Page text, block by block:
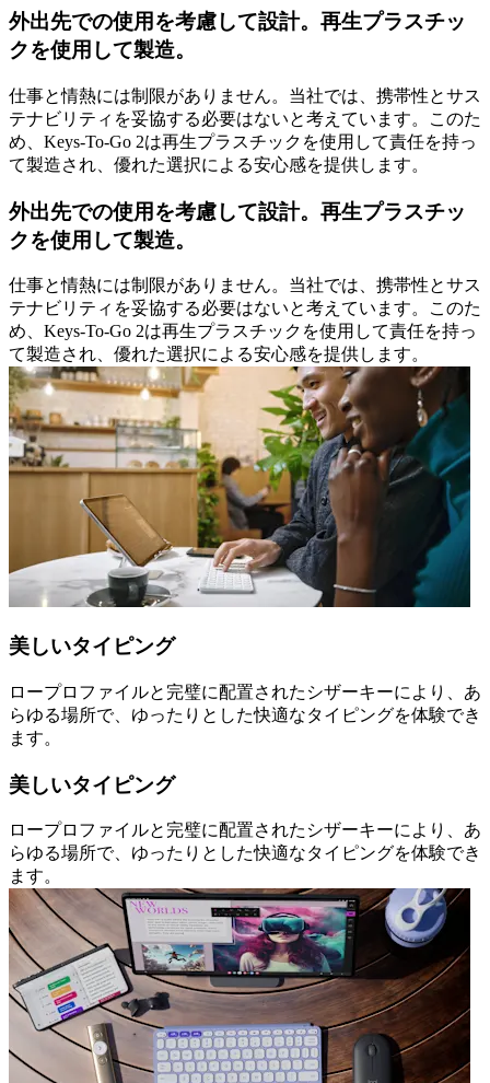
外出先での使用を考慮して設計。再生プラスチッ
クを使用して製造。
仕事と情熱には制限がありません。当社では、携帯性とサス
テナビリティを妥協する必要はないと考えています。このた
め、Keys-To-Go 2は再生プラスチックを使用して責任を持っ
て製造され、優れた選択による安心感を提供します。
外出先での使用を考慮して設計。再生プラスチッ
クを使用して製造。
仕事と情熱には制限がありません。当社では、携帯性とサス
テナビリティを妥協する必要はないと考えています。このた
め、Keys-To-Go 2は再生プラスチックを使用して責任を持っ
て製造され、優れた選択による安心感を提供します。
美しいタイピング
ロープロファイルと完璧に配置されたシザーキーにより、あ
らゆる場所で、ゆったりとした快適なタイピングを体験でき
ます。
美しいタイピング
ロープロファイルと完璧に配置されたシザーキーにより、あ
らゆる場所で、ゆったりとした快適なタイピングを体験でき
ます。